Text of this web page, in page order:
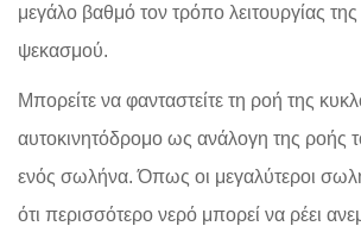
μεγάλο βαθμό τον τρόπο λειτουργίας
ψεκασμού.
Μπορείτε να φανταστείτε τη ροή της
αυτοκινητόδρομο ως ανάλογη της ροής
ενός σωλήνα. Όπως οι μεγαλύτεροι
ότι περισσότερο νερό μπορεί να ρέει